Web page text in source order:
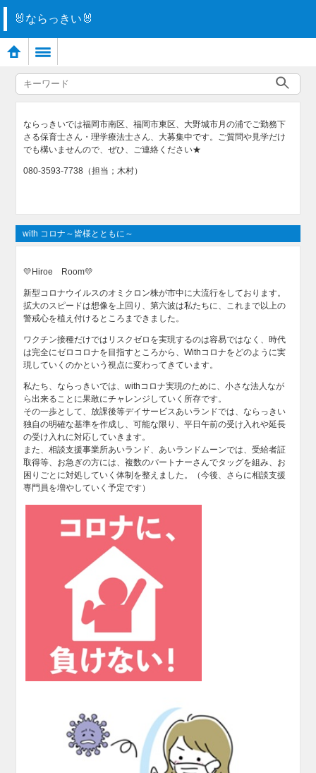
🐰ならっきい🐰
ならっきいでは福岡市南区、福岡市東区、大野城市月の浦でご勤務下
さる保育士さん・理学療法士さん、大募集中です。ご質問や見学だけ
でも構いませんので、ぜひ、ご連絡ください★
080-3593-7738（担当；木村）
with コロナ～皆様とともに～
💛Hiroe Room💛
新型コロナウイルスのオミクロン株が市中に大流行をしております。
拡大のスピードは想像を上回り、第六波は私たちに、これまで以上の
警戒心を植え付けるところまできました。
ワクチン接種だけではリスクゼロを実現するのは容易ではなく、時代
は完全にゼロコロナを目指すところから、Withコロナをどのように実
現していくのかという視点に変わってきています。
私たち、ならっきいでは、withコロナ実現のために、小さな法人なが
ら出来ることに果敢にチャレンジしていく所存です。
その一歩として、放課後等デイサービスあいランドでは、ならっきい
独自の明確な基準を作成し、可能な限り、平日午前の受け入れや延長
の受け入れに対応していきます。
また、相談支援事業所あいランド、あいランドムーンでは、受給者証
取得等、お急ぎの方には、複数のパートナーさんでタッグを組み、お
困りごとに対処していく体制を整えました。（今後、さらに相談支援
専門員を増やしていく予定です）